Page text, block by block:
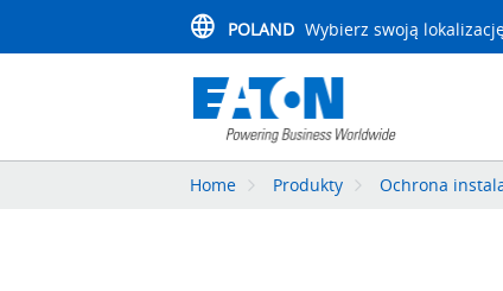
POLAND Wybierz swoją
Home Produkty Ochrona